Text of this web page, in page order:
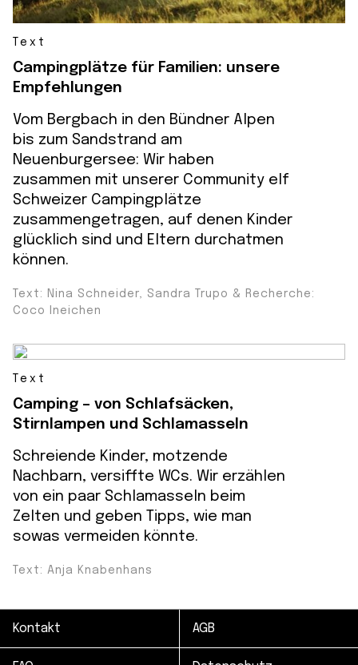
Text
Campingplätze für Familien: unsere
Empfehlungen
Vom Bergbach in den Bündner Alpen
bis zum Sandstrand am
Neuenburgersee: Wir haben
zusammen mit unserer Community elf
Schweizer Campingplätze
zusammengetragen, auf denen Kinder
glücklich sind und Eltern durchatmen
können.
Text: Nina Schneider, Sandra Trupo & Recherche:
Coco Ineichen
Text
Camping – von Schlafsäcken,
Stirnlampen und Schlamasseln
Schreiende Kinder, motzende
Nachbarn, versiffte WCs. Wir erzählen
von ein paar Schlamasseln beim
Zelten und geben Tipps, wie man
sowas vermeiden könnte.
Text: Anja Knabenhans
Kontakt AGB